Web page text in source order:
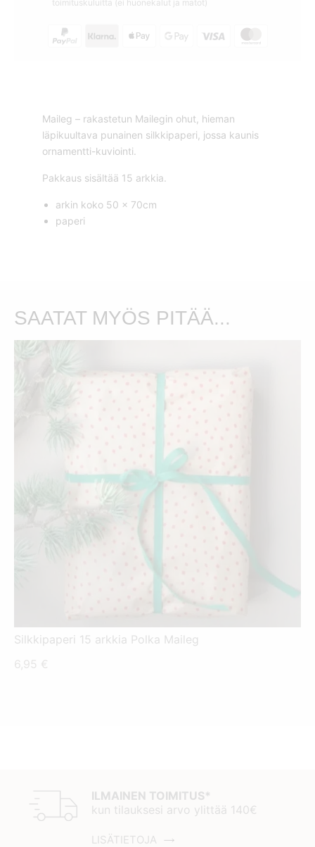
toimituskuluitta (ei huonekalut ja matot)
Maileg – rakastetun Mailegin ohut, hieman
läpikuultava punainen silkkipaperi, jossa kaunis
ornamentti-kuviointi.
Pakkaus sisältää 15 arkkia.
arkin koko 50 x 70cm
paperi
SAATAT MYÖS PITÄÄ...
Silkkipaperi 15 arkkia Polka Maileg
6,95 €
ILMAINEN TOIMITUS*
kun tilauksesi arvo ylittää 140€
LISÄTIETOJA